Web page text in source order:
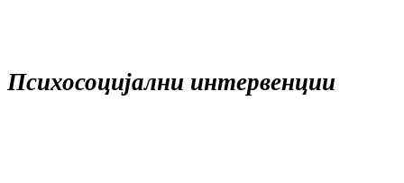
Психосоцијални интервенции